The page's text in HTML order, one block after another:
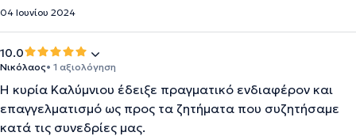
04 Ιουνίου 2024
10.0
Νικόλαος• 1 αξιολόγηση
Η κυρία Καλύμνιου έδειξε πραγματικό ενδιαφέρον και
επαγγελματισμό ως προς τα ζητήματα που συζητήσαμε
κατά τις συνεδρίες μας.